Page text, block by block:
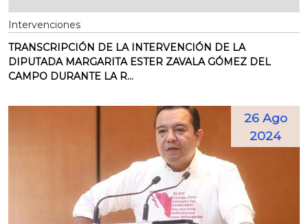
Intervenciones
TRANSCRIPCIÓN DE LA INTERVENCIÓN DE LA
DIPUTADA MARGARITA ESTER ZAVALA GÓMEZ DEL
CAMPO DURANTE LA R...
26 Ago
2024